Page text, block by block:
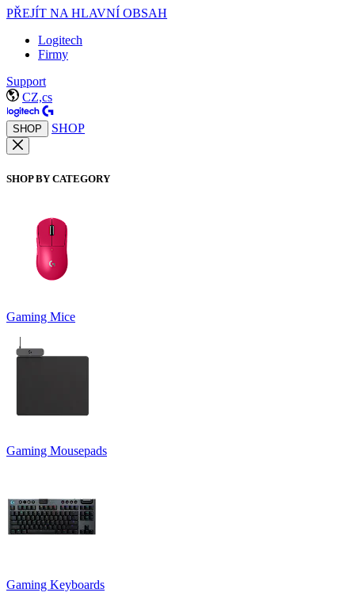
PŘEJÍT NA HLAVNÍ OBSAH
Logitech
Firmy
Support
CZ,cs
SHOP SHOP
SHOP BY CATEGORY
Gaming Mice
Gaming Mousepads
Gaming Keyboards